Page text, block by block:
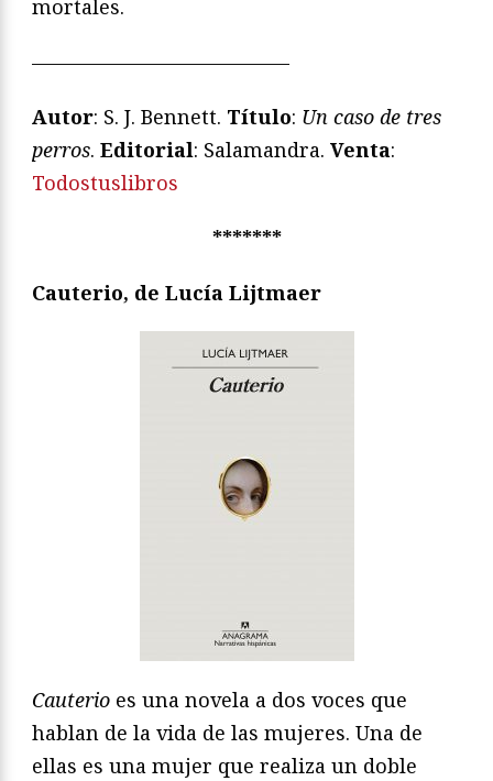
mortales.
—————————————
Autor: S. J. Bennett. Título: Un caso de tres
perros. Editorial: Salamandra. Venta:
Todostuslibros
*******
Cauterio, de Lucía Lijtmaer
Cauterio es una novela a dos voces que
hablan de la vida de las mujeres. Una de
ellas es una mujer que realiza un doble